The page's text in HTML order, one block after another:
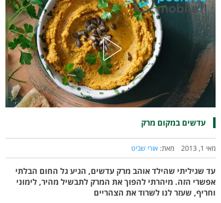
עדשים במקום מרק
מאי 1, 2013 מאת: אורי שביט
עד שגיליתי שהילד אוהב מרק עדשים, הגיע גל החום הבלתי
אפשרי הזה. מיהרתי להפוך את המרק לתבשיל מהיר, לימוני
וחריף, שעזר לנו לשרוד את הצהריים